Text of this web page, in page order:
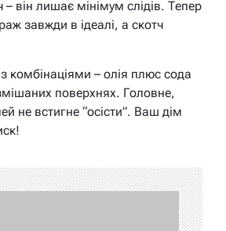
він лишає мінімум слідів. Тепер
завжди в ідеалі, а скотч
комбінаціями – олія плюс сода
поверхнях. Головне,
не встигне “осісти”. Ваш дім